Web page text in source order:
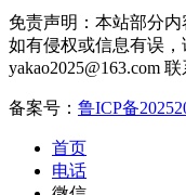
免责声明：本站部分内
如有侵权或信息有误，
yakao2025@163.com 联
备案号： 鲁ICP备
首页
电话